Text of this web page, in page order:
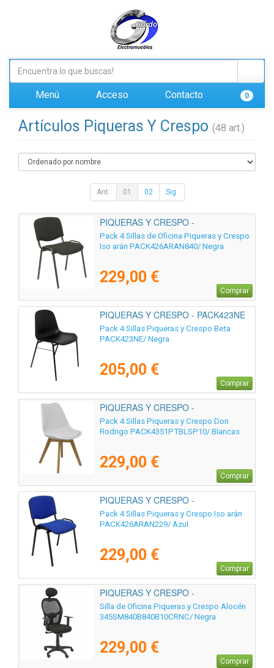
Menú Acceso Contacto 0
Artículos Piqueras Y Crespo (48 art.)
Ant. 01 02 Sig.
PIQUERAS Y CRESPO -
PACK426ARAN840
Pack 4 Sillas de Oficina Piqueras y Crespo
Iso arán PACK426ARAN840/ Negra
229,00 €
Comprar
PIQUERAS Y CRESPO - PACK423NE
Pack 4 Sillas Piqueras y Crespo Beta
PACK423NE/ Negra
205,00 €
Comprar
PIQUERAS Y CRESPO -
PACK4351PTBLSP10
Pack 4 Sillas Piqueras y Crespo Don
Rodrigo PACK4351PTBLSP10/ Blancas
229,00 €
Comprar
PIQUERAS Y CRESPO -
PACK426ARAN229
Pack 4 Sillas Piqueras y Crespo Iso arán
PACK426ARAN229/ Azul
229,00 €
Comprar
PIQUERAS Y CRESPO -
345SM840B840B10CRNC
Silla de Oficina Piqueras y Crespo Alocén
345SM840B840B10CRNC/ Negra
229,00 €
Comprar